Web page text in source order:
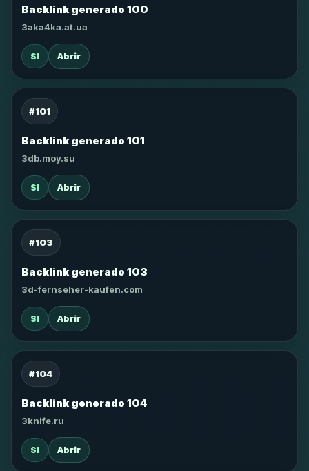
Backlink generado 100
3aka4ka.at.ua
SI Abrir
#101
Backlink generado 101
3db.moy.su
SI Abrir
#103
Backlink generado 103
3d-fernseher-kaufen.com
SI Abrir
#104
Backlink generado 104
3knife.ru
SI Abrir